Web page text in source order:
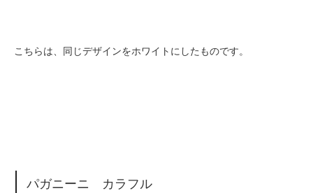
こちらは、同じデザインをホワイトにしたものです。
パガニーニ カラフル